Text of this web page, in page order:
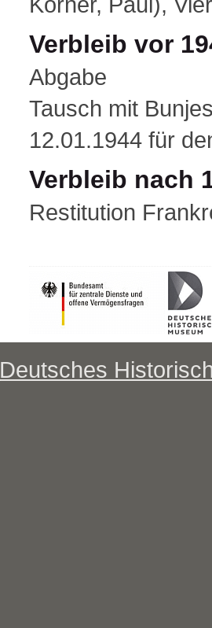
Verbleib vor
Abgabe
Tausch mit
12.01.1944 für
Verbleib nach
Restitution
Deutsches